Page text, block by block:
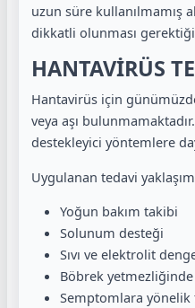
uzun süre kullanılmamış
dikkatli olunması
HANTAVİRÜS
Hantavirüs için
veya aşı
destekleyici yöntemlere
Uygulanan tedavi
Yoğun bakım takibi
Solunum desteği
Sıvı ve elektrolit
Böbrek
Semptomlara yönelik